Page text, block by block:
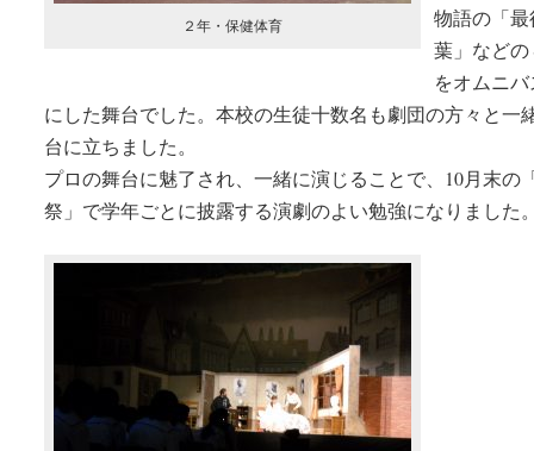
２年・保健体育
物語の「
葉」など
をオムニ
にした舞台でした。本校の生徒十数名も劇団の方々と一
台に立ちました。
プロの舞台に魅了され、一緒に演じることで、10月末の
祭」で学年ごとに披露する演劇のよい勉強になりました